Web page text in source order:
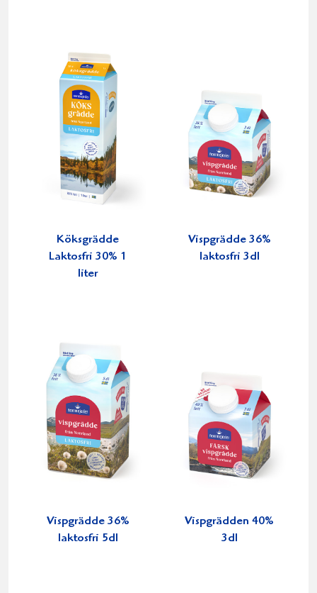
Köksgrädde
Laktosfri 30% 1
liter
Vispgrädde 36%
laktosfri 3dl
Vispgrädde 36%
laktosfri 5dl
Vispgrädden 40%
3dl